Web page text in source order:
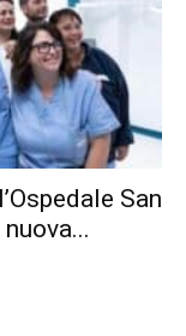
San